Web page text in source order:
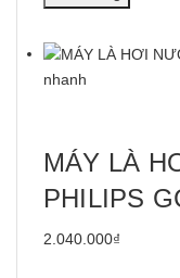
nhanh
MÁY LÀ
PHILIPS
2.040.000₫